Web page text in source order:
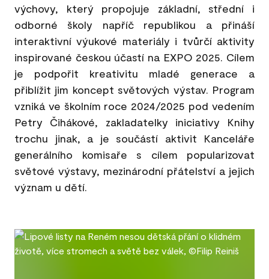
výchovy, který propojuje základní, střední i
odborné školy napříč republikou a přináší
interaktivní výukové materiály i tvůrčí aktivity
inspirované českou účastí na EXPO 2025. Cílem
je podpořit kreativitu mladé generace a
přiblížit jim koncept světových výstav. Program
vzniká ve školním roce 2024/2025 pod vedením
Petry Čihákové, zakladatelky iniciativy Knihy
trochu jinak, a je součástí aktivit Kanceláře
generálního komisaře s cílem popularizovat
světové výstavy, mezinárodní přátelství a jejich
význam u dětí.